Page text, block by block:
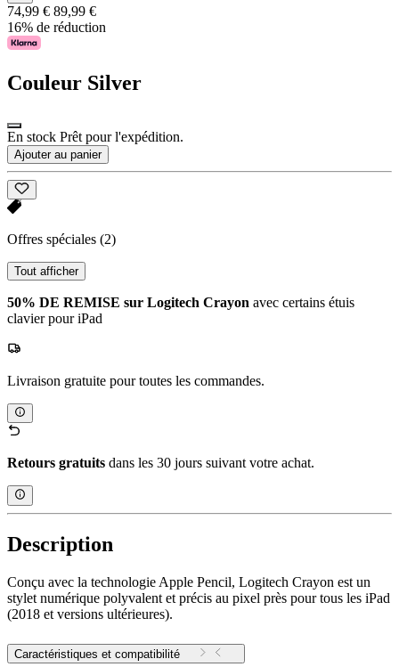
74,99 € 89,99 €
16% de réduction
Couleur Silver
En stock Prêt pour l'expédition.
Ajouter au panier
Offres spéciales (2)
Tout afficher
50% DE REMISE sur Logitech Crayon avec certains étuis
clavier pour iPad
Livraison gratuite pour toutes les commandes.
Retours gratuits dans les 30 jours suivant votre achat.
Description
Conçu avec la technologie Apple Pencil, Logitech Crayon est un
stylet numérique polyvalent et précis au pixel près pour tous les iPad
(2018 et versions ultérieures).
Caractéristiques et compatibilité